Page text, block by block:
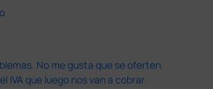
No me gusta que se oferten
IVA que luego nos van a cobrar.